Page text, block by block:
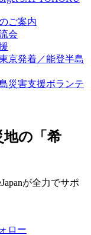
ご案内
会
京発着／能登半島
災害支援ボランテ
地の「希
が全力でサポ
ロー